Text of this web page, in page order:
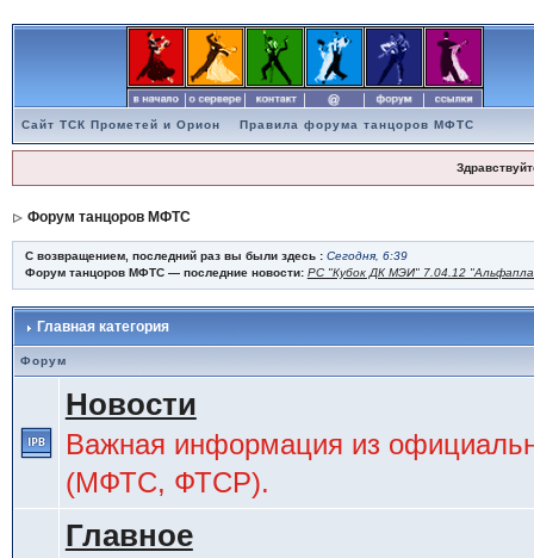
Сайт ТСК Прометей и Орион Правила форума танцоров МФТС
Форум танцоров МФТС
С возвращением, последний раз вы были здесь : Сегодня, 6:39
Форум танцоров МФТС — последние новости: РС "Кубок ДК МЭИ" 7.04.12
Главная категория
Форум
Новости
Важная информация из
(МФТС, ФТСР).
Главное